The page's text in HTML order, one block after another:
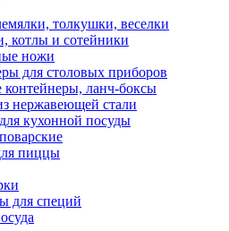
для соуса
раздаточные
инвентаря и подставки
грохоты
специй, совки для сыпучих
толкушки, веселки
котлы и сотейники
ножи